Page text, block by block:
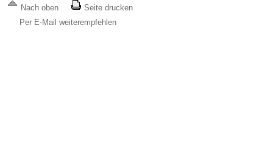
Nach oben
Seite drucken
Per E-Mail weiterempfehlen